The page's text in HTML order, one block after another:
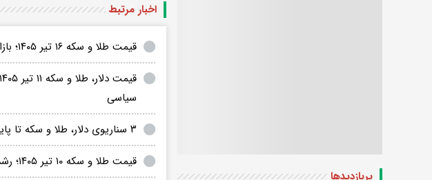
اخبار مرتبط
قیمت طلا و سکه ۱۶ تیر ۱۴۰۵؛ بازار طلا در خواب تعطیلات
سیاسی
۳ سناریوی دلار، طلا و سکه تا پایان امسال؛ طلای ۲۲ میلیون تومانی در دسترس است
قیمت طلا و سکه ۱۰ تیر ۱۴۰۵؛ رشد ۴.۵ میلیونی قیمت سکه با سیگنال دلار
پربازدید‌ها